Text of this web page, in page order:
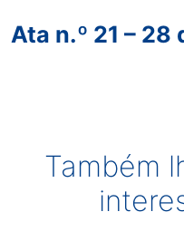
Ata n.º 21 – 28
Também